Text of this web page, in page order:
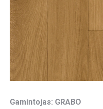
Gamintojas: GRABO